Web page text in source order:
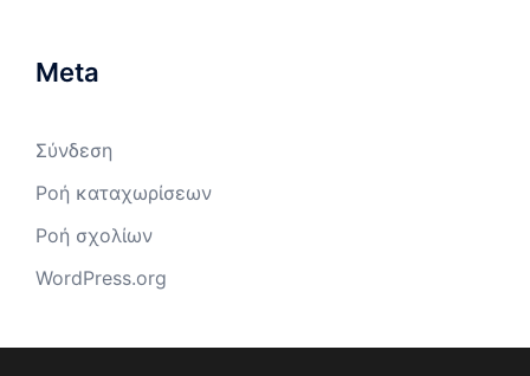
Meta
Σύνδεση
Ροή καταχωρίσεων
Ροή σχολίων
WordPress.org